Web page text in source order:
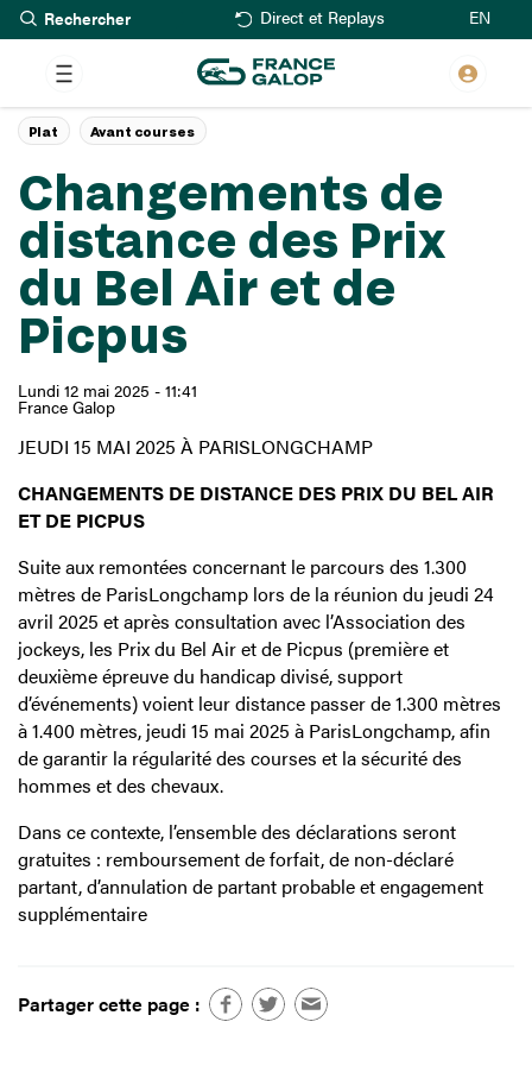
Aller
au
contenu
principal
Rechercher Direct et Replays EN
Changements de
distance des Prix
du Bel Air et de
Picpus
Lundi 12 mai 2025 - 11:41
France Galop
Plat Avant courses
JEUDI 15 MAI 2025 À PARISLONGCHAMP
CHANGEMENTS DE DISTANCE DES PRIX DU BEL AIR
ET DE PICPUS
Suite aux remontées concernant le parcours des 1.300
mètres de ParisLongchamp lors de la réunion du jeudi 24
avril 2025 et après consultation avec l’Association des
jockeys, les Prix du Bel Air et de Picpus (première et
deuxième épreuve du handicap divisé, support
d’événements) voient leur distance passer de 1.300 mètres
à 1.400 mètres, jeudi 15 mai 2025 à ParisLongchamp, afin
de garantir la régularité des courses et la sécurité des
hommes et des chevaux.
Dans ce contexte, l’ensemble des déclarations seront
gratuites : remboursement de forfait, de non-déclaré
partant, d’annulation de partant probable et engagement
supplémentaire
Partager cette page :